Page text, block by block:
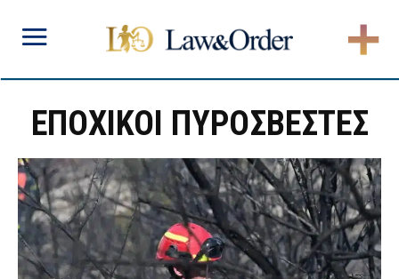
ΕΠΟΧΙΚΟΙ ΠΥΡΟΣΒΕΣΤΕΣ